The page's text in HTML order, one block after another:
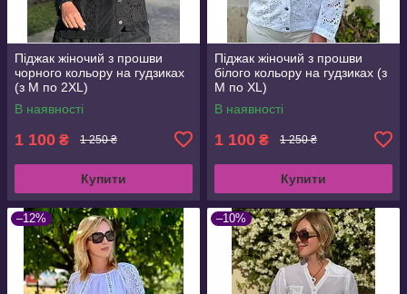
Піджак жіночий з прошви
чорного кольору на гудзиках
(з M по 2XL)
В наявності
1 100 ₴ 1 250 ₴
Купити
Піджак жіночий з прошви
білого кольору на гудзиках (з
M по XL)
В наявності
1 100 ₴ 1 250 ₴
Купити
–12% –10%